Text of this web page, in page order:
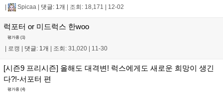
Spicaa 댓글: 1개 조회: 18,171 12-02
럭포터 or 미드럭스 한woo
평가중 (1)
| 로캥 | 댓글: 1개 | 조회: 31,020 | 11-30
[시즌9 프리시즌] 올해도 대격변! 럭스에게도 새로운 희망이 생긴
다?!-서포터 편
평가중 (4)